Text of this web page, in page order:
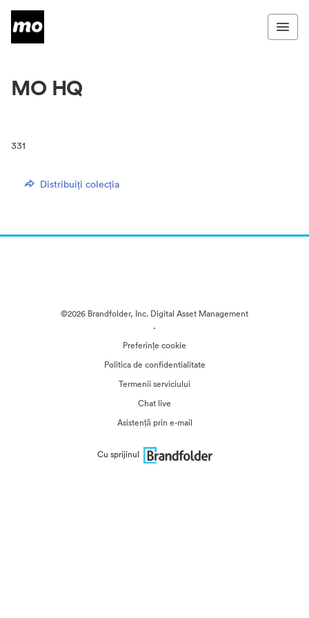
MO HQ
331
Distribuiți colecția
©2026 Brandfolder, Inc. Digital Asset Management
·
Preferințe cookie
Politica de confidentialitate
Termenii serviciului
Chat live
Asistență prin e-mail
Cu sprijinul